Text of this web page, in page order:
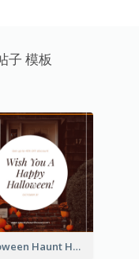
子 模板
Halloween Haunt House Instagram Post